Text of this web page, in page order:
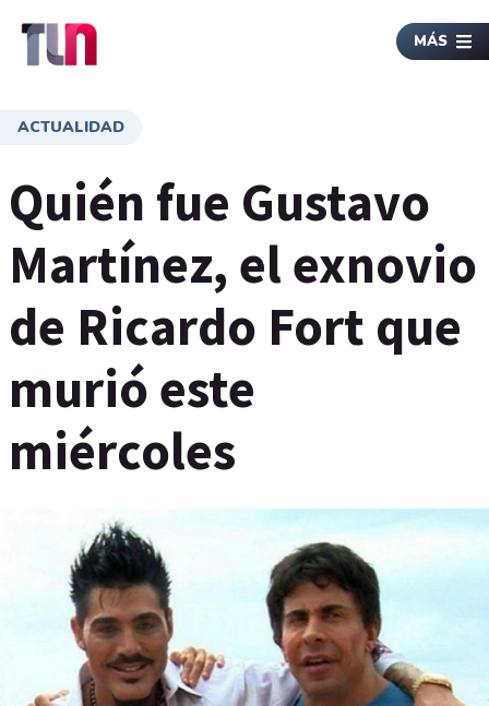
MÁS
ACTUALIDAD
Quién fue Gustavo
Martínez, el exnovio
de Ricardo Fort que
murió este
miércoles